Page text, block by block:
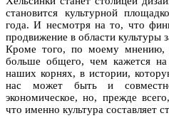
становится культурной
года. И несмотря на то, что
продвижение в области культуры
Кроме того, по моему мнению,
больше общего, чем кажется
наших корнях, в истории,
нас может быть и
экономическое, но, прежде
что именно культура составляет